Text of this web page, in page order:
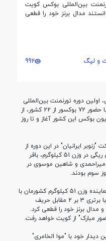
بین‌المللی بوکس کویت
مدال برنز خود را قطعی
و لیگ 992
دوره تورنمنت بین‌المللی
بوکس به میزبانی کویت در گروه مردان با حضور 72 بوکسور از 22 کشور، از
در فدراسیون بوکس این کشور آغاز و تا روز
ایرانیان" در این دوره از
رقابت‌ها حضور پیدا کرده است و مصطفی ریگی در وزن 51 کیلوگرم، باقر
میراحمدی و شاهین موسوی در
.
در رقابت‌های امروز، ابتدا مصطفی ریگی نماینده وزن 51 کیلوگرم کشورمان با
"ارگونال صبری" از بلغارستان مبارزه کرد و با برتری 3 بر 2 مقابل حریف
مدال برنز خود را قطعی کرد.
مبارک" از کویت خواهد رفت.
دیدار خود با "موا الخامری"